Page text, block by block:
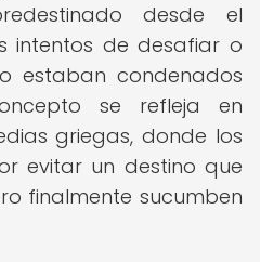
desde el
intentos de desafiar o
estaban condenados
se refleja en
griegas, donde los
evitar un destino que
finalmente sucumben